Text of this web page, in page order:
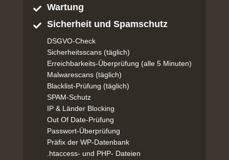
 Wartung
 Sicherheit und Spamschutz
DSGVO-Check
Sicherheitsscans (täglich)
Erreichbarkeits-Überprüfung (alle 5 Minuten)
Malwarescans (täglich)
Blacklist-Prüfung (täglich)
SPAM-Schutz
IP & Länder Blocking
Out Of Date-Prüfung
Passwort-Überprüfung
Präfix der WP-Datenbank
.htaccess- und PHP- Dateien